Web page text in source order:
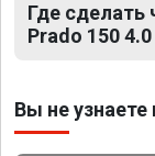
Где сделать
Prado 150
Вы не